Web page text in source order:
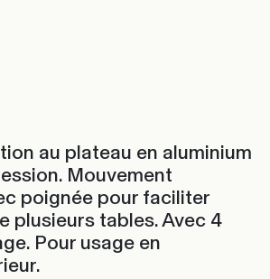
au plateau en aluminium
Mouvement
poignée pour faciliter
plusieurs tables. Avec 4
Pour usage en